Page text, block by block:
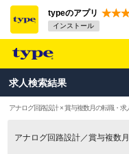
typeのアプリ
インストール
求人検索結果
アナログ回路設計 × 賞与複数月の転職・求
アナログ回路設計／賞与複数月